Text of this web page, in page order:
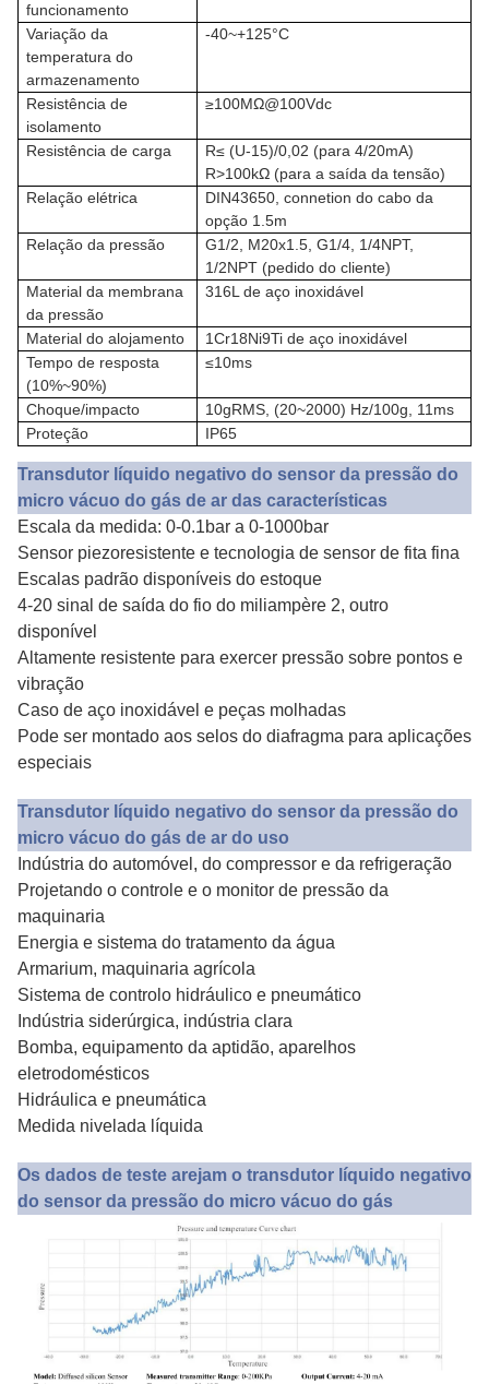
funcionamento
Variação da
temperatura do
armazenamento
-40~+125°C
Resistência de
isolamento
≥100MΩ@100Vdc
Resistência de carga
R≤ (U-15)/0,02 (para 4/20mA)
R>100kΩ (para a saída da tensão)
Relação elétrica
DIN43650, connetion do cabo da
opção 1.5m
Relação da pressão
G1/2, M20x1.5, G1/4, 1/4NPT,
1/2NPT (pedido do cliente)
Material da membrana
da pressão
316L de aço inoxidável
Material do alojamento
1Cr18Ni9Ti de aço inoxidável
Tempo de resposta
(10%~90%)
≤10ms
Choque/impacto
10gRMS, (20~2000) Hz/100g, 11ms
Proteção
IP65
Transdutor líquido negativo do sensor da pressão do
micro vácuo do gás de ar das características
Escala da medida: 0-0.1bar a 0-1000bar
Sensor piezoresistente e tecnologia de sensor de fita fina
Escalas padrão disponíveis do estoque
4-20 sinal de saída do fio do miliampère 2, outro
disponível
Altamente resistente para exercer pressão sobre pontos e
vibração
Caso de aço inoxidável e peças molhadas
Pode ser montado aos selos do diafragma para aplicações
especiais
Transdutor líquido negativo do sensor da pressão do
micro vácuo do gás de ar do uso
Indústria do automóvel, do compressor e da refrigeração
Projetando o controle e o monitor de pressão da
maquinaria
Energia e sistema do tratamento da água
Armarium, maquinaria agrícola
Sistema de controlo hidráulico e pneumático
Indústria siderúrgica, indústria clara
Bomba, equipamento da aptidão, aparelhos
eletrodomésticos
Hidráulica e pneumática
Medida nivelada líquida
Os dados de teste arejam o transdutor líquido negativo
do sensor da pressão do micro vácuo do gás